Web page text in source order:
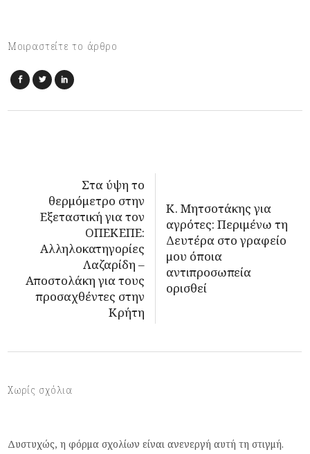
Μοιραστείτε το άρθρο
Στα ύψη το
θερμόμετρο στην
Εξεταστική για τον
ΟΠΕΚΕΠΕ:
Αλληλοκατηγορίες
Λαζαρίδη –
Αποστολάκη για τους
προσαχθέντες στην
Κρήτη
Κ. Μητσοτάκης για
αγρότες: Περιμένω τη
Δευτέρα στο γραφείο
μου όποια
αντιπροσωπεία
ορισθεί
Χωρίς σχόλια
Δυστυχώς, η φόρμα σχολίων είναι ανενεργή αυτή τη στιγμή.